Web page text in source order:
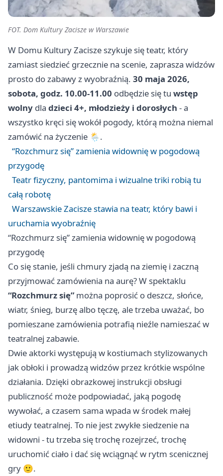
FOT. Dom Kultury Zacisze w Warszawie
W Domu Kultury Zacisze szykuje się teatr, który
zamiast siedzieć grzecznie na scenie, zaprasza widzów
prosto do zabawy z wyobraźnią. 30 maja 2026,
sobota, godz. 10.00-11.00 odbędzie się tu wstęp
wolny dla dzieci 4+, młodzieży i dorosłych - a
wszystko kręci się wokół pogody, którą można niemal
zamówić na życzenie 🌦️.
“Rozchmurz się” zamienia widownię w pogodową
przygodę
Teatr fizyczny, pantomima i wizualne triki robią tu
całą robotę
Warszawskie Zacisze stawia na teatr, który bawi i
uruchamia wyobraźnię
“Rozchmurz się” zamienia widownię w pogodową
przygodę
Co się stanie, jeśli chmury zjadą na ziemię i zaczną
przyjmować zamówienia na aurę? W spektaklu
“Rozchmurz się”można poprosić o deszcz, słońce,
wiatr, śnieg, burzę albo tęczę, ale trzeba uważać, bo
pomieszane zamówienia potrafią nieźle namieszać w
teatralnej zabawie.
Dwie aktorki występują w kostiumach stylizowanych
jak obłoki i prowadzą widzów przez krótkie wspólne
działania. Dzięki obrazkowej instrukcji obsługi
publiczność może podpowiadać, jaką pogodę
wywołać, a czasem sama wpada w środek małej
etiudy teatralnej. To nie jest zwykłe siedzenie na
widowni - tu trzeba się trochę rozejrzeć, trochę
uruchomić ciało i dać się wciągnąć w rytm scenicznej
gry 🙂.